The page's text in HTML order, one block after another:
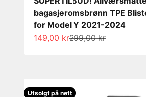
bagasjeromsbrønn TPE
for Model Y 2021-2024
Salgspris
149,00 krNormalpris
299,00 kr
Utsolgt på nett